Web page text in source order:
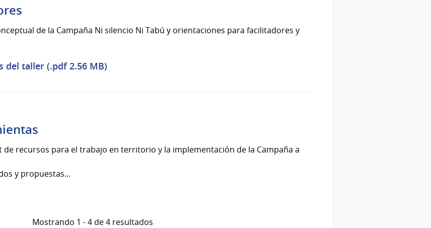
de la Campaña Ni silencio Ni Tabú y orientaciones para facilitadores y
del taller (.pdf 2.56 MB)
de recursos para el trabajo en territorio y la implementación de la Campaña a
y propuestas...
Mostrando 1 - 4 de 4 resultados